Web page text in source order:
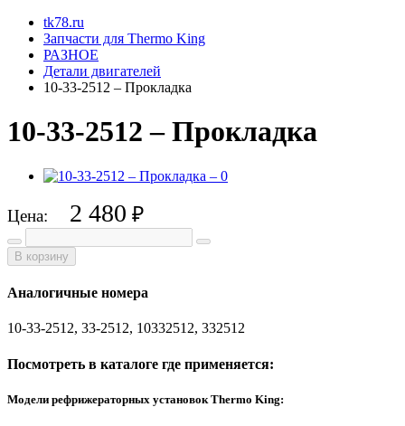
tk78.ru
Запчасти для Thermo King
РАЗНОЕ
Детали двигателей
10-33-2512 – Прокладка
10-33-2512 – Прокладка
Цена: 2 480 ₽
В корзину
Аналогичные номера
10-33-2512, 33-2512, 10332512, 332512
Посмотреть в каталоге где применяется:
Модели рефрижераторных установок Thermo King: